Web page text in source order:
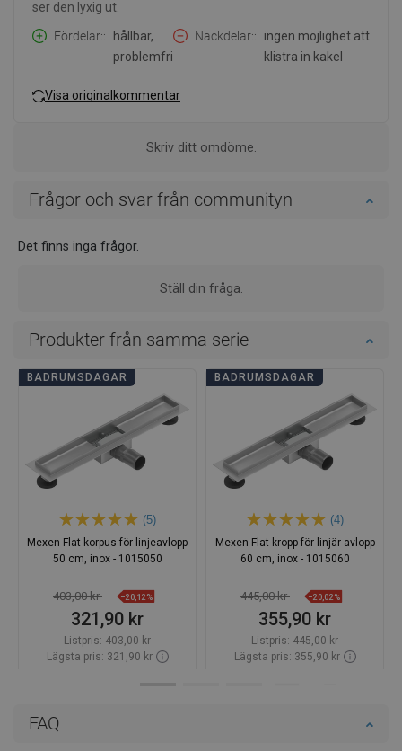
FAQ
ser den lyxig ut.
Fördelar:
hållbar,
problemfri
Nackdelar:
ingen möjlighet att
klistra in kakel
Visa originalkommentar
Skriv ditt omdöme.
Frågor och svar från communityn
Det finns inga frågor.
Ställ din fråga.
Produkter från samma serie
BADRUMSDAGAR
(5)
Mexen Flat korpus för linjeavlopp
50 cm, inox - 1015050
403,00 kr −20,12%
321,90 kr
Listpris: 403,00 kr
Lägsta pris: 321,90 kr
BADRUMSDAGAR
(4)
Mexen Flat kropp för linjär avlopp
60 cm, inox - 1015060
445,00 kr −20,02%
355,90 kr
Listpris: 445,00 kr
Lägsta pris: 355,90 kr